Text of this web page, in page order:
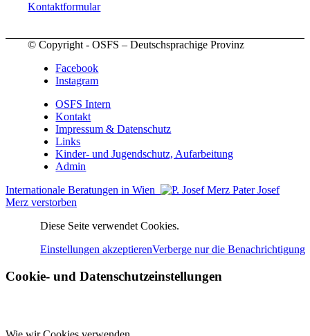
Kontaktformular
© Copyright - OSFS – Deutschsprachige Provinz
Facebook
Instagram
OSFS Intern
Kontakt
Impressum & Datenschutz
Links
Kinder- und Jugendschutz, Aufarbeitung
Admin
Internationale Beratungen in Wien
Pater Josef
Merz verstorben
Diese Seite verwendet Cookies.
Einstellungen akzeptierenVerberge nur die Benachrichtigung
Cookie- und Datenschutzeinstellungen